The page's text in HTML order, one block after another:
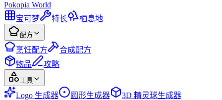
Pokopia World
宝可梦
特长 栖息地
配方
烹饪配方
合成配方
物品
攻略
工具
Logo 生成器 圆形生成器 3D 精灵球生成器